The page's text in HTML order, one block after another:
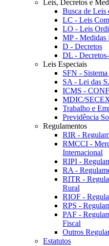
Leis, Decretos e
Busca de Leis
LC - Leis
LO - Leis
MP - Medidas
D - Decretos
DL -
Leis Especiais
SFN -
SA - Lei das
ICMS -
MDIC/
Trabalho e
Previdência
Regulamentos
RIR -
RMCCI -
Internacional
RIPI -
RA -
RITR -
Rural
RIOF -
RPS -
PAF -
Fiscal
Outros
Estatutos